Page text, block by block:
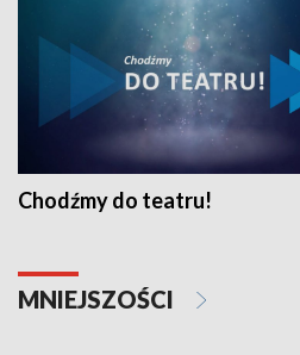
Chodźmy do teatru!
MNIEJSZOŚCI